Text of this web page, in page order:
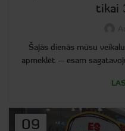
tikai
Šajās dienās mūsu
apmeklēt — esam
09